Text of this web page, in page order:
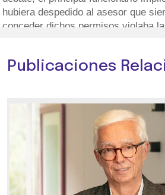
hubiera despedido al asesor que
conceder dichos permisos violaba
Publicaciones